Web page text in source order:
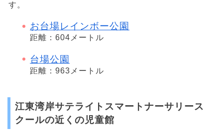
す。
お台場レインボー公園
距離：604メートル
台場公園
距離：963メートル
江東湾岸サテライトスマートナーサリース
クールの近くの児童館